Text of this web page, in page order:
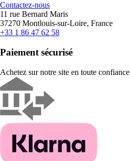
Contactez-nous
11 rue Bernard Maris
37270 Montlouis-sur-Loire, France
+33 1 86 47 62 58
Paiement sécurisé
Achetez sur notre site en toute confiance